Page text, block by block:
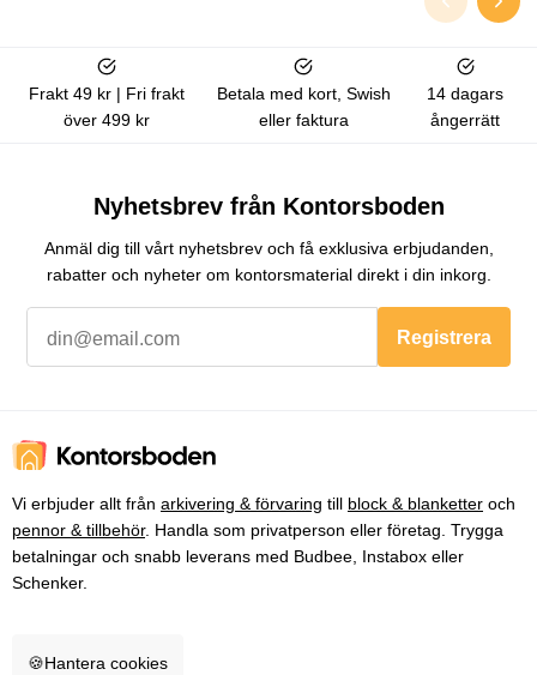
Frakt 49 kr | Fri frakt
över 499 kr
Betala med kort, Swish
eller faktura
14 dagars
ångerrätt
Nyhetsbrev från Kontorsboden
Anmäl dig till vårt nyhetsbrev och få exklusiva erbjudanden,
rabatter och nyheter om kontorsmaterial direkt i din inkorg.
Registrera
Vi erbjuder allt från arkivering & förvaring till block & blanketter och
pennor & tillbehör. Handla som privatperson eller företag. Trygga
betalningar och snabb leverans med Budbee, Instabox eller
Schenker.
🍪Hantera cookies